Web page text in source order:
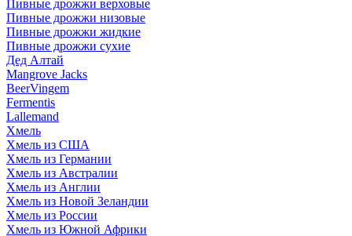
Пивные дрожжи верховые
Пивные дрожжи низовые
Пивные дрожжи жидкие
Пивные дрожжи сухие
Дед Алтай
Mangrove Jacks
BeerVingem
Fermentis
Lallemand
Хмель
Хмель из США
Хмель из Германии
Хмель из Австралии
Хмель из Англии
Хмель из Новой Зеландии
Хмель из России
Хмель из Южной Африки